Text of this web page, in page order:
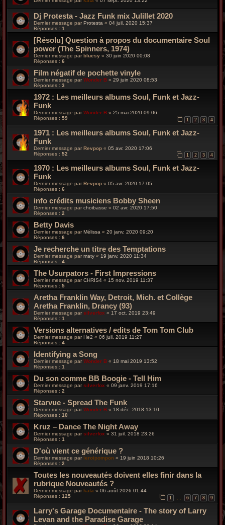
Dj Protesta - Jazz Funk mix Julillet 2020
Dernier message par Protesta « 04 juil. 2020 15:37
Réponses : 1
[Résolu] Question à propos du documentaire Soul
power (The Spinners, 1974)
Dernier message par bluesy « 30 juin 2020 00:08
Réponses : 6
Film négatif de pochette vinyle
Dernier message par Wonder B « 29 juin 2020 08:53
Réponses : 3
1972 : Les meilleurs albums Soul, Funk et Jazz-
Funk
Dernier message par Wonder B « 25 mai 2020 09:06
Réponses : 59 1 2 3 4
1971 : Les meilleurs albums Soul, Funk et Jazz-
Funk
Dernier message par Revpop « 05 avr. 2020 17:06
Réponses : 52 1 2 3 4
1970 : Les meilleurs albums Soul, Funk et Jazz-
Funk
Dernier message par Revpop « 05 avr. 2020 17:05
Réponses : 6
info crédits musiciens Bobby Sheen
Dernier message par choibasse « 02 avr. 2020 17:50
Réponses : 2
Betty Davis
Dernier message parMélissa « 20 janv. 2020 09:20
Réponses : 6
Je recherche un titre des Temptations
Dernier message par maty « 19 janv. 2020 11:34
Réponses : 4
The Usurpators - First Impressions
Dernier message parCHRIS4 « 15 nov. 2019 11:37
Réponses : 5
Aretha Franklin Way, Detroit, Mich. et Collège
Aretha Franklin, Drancy (93)
Dernier message par silverfox « 17 oct. 2019 23:49
Réponses : 1
Versions alternatives / edits de Tom Tom Club
Dernier message parHe2 « 06 juil. 2019 11:27
Réponses : 4
Identifying a Song
Dernier message par Wonder B « 18 mai 2019 13:52
Réponses : 1
Du son comme BB Boogie - Tell Him
Dernier message parsilverfox « 09 janv. 2019 17:16
Réponses : 2
Starvue - Spread The Funk
Dernier message par Wonder B « 18 déc. 2018 13:10
Réponses : 10
Kruz – Dance The Night Away
Dernier message parsilverfox « 31 juil. 2018 23:26
Réponses : 1
D'où vient ce générique ?
Dernier message par leroipompon « 19 juin 2018 10:26
Réponses : 2
Toutes les nouveautés doivent elles finir dans la
rubrique Nouveautés ?
Dernier message par kata « 06 août 2026 01:44
Réponses : 125 1 … 6 7 8 9
Larry's Garage Documentaire - The story of Larry
Levan and the Paradise Garage